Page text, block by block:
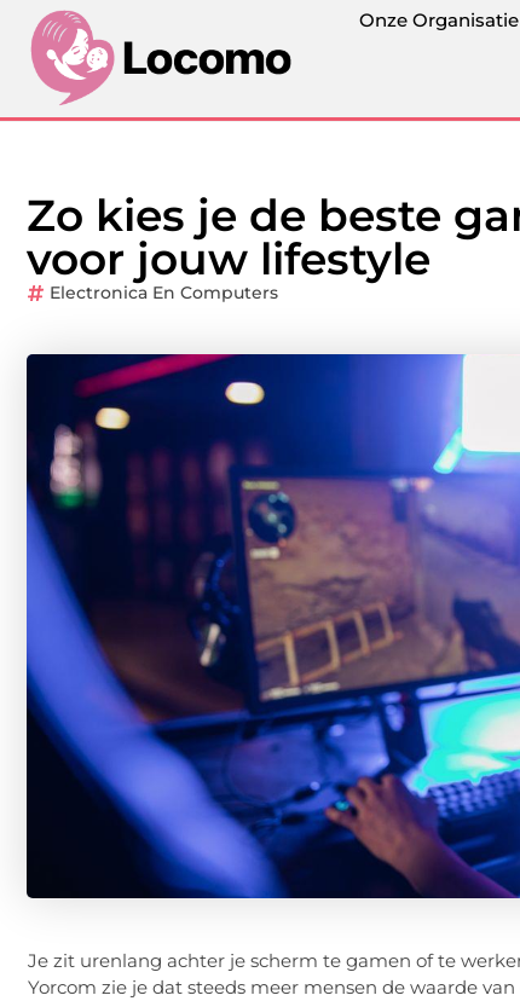
Onze Organisatie
Zo kies je de beste
voor jouw lifestyle
Electronica En Computers
Je zit urenlang achter je scherm te gamen of te
Yorcom zie je dat steeds meer mensen de waarde